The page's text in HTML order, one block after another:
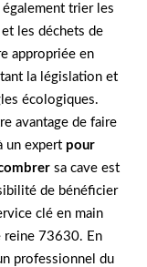
également trier les
les déchets de
appropriée en
la législation et
écologiques.
avantage de faire
un expert pour
sa cave est
de bénéficier
clé en main
reine 73630. En
professionnel du